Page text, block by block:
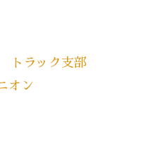
トラック支部
オン